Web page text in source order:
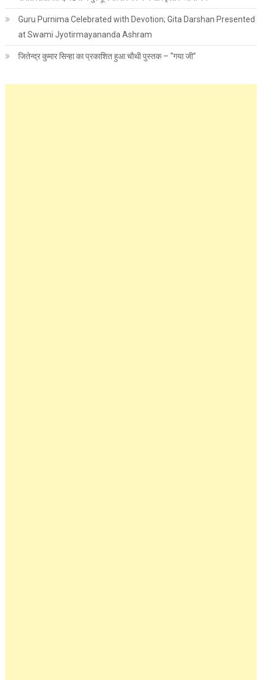
Guru Purnima Celebrated with Devotion; Gita Darshan Presented
at Swami Jyotirmayananda Ashram
जितेन्द्र कुमार सिन्हा का प्रकाशित हुआ चौथी पुस्तक – “गया जी”